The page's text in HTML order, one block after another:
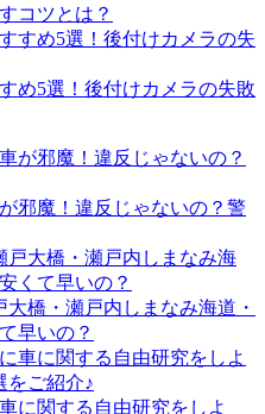
コツとは？
め5選！後付けカメラの失敗
邪魔！違反じゃないの？警
橋・瀬戸内しまなみ海道・
早いの？
に関する自由研究をしよ